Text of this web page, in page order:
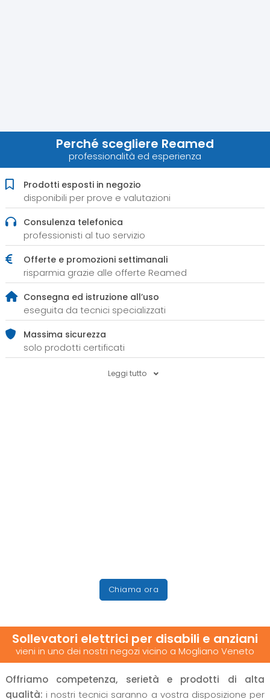
Perché scegliere Reamed
professionalità ed esperienza
Prodotti esposti in negozio
disponibili per prove e valutazioni
Consulenza telefonica
professionisti al tuo servizio
Offerte e promozioni settimanali
risparmia grazie alle offerte Reamed
Consegna ed istruzione all’uso
eseguita da tecnici specializzati
Massima sicurezza
solo prodotti certificati
Leggi tutto
Chiama ora
Sollevatori elettrici per disabili e anziani
vieni in uno dei nostri negozi vicino a Mogliano Veneto
Offriamo competenza, serietà e prodotti di alta
qualità: i nostri tecnici saranno a vostra disposizione per